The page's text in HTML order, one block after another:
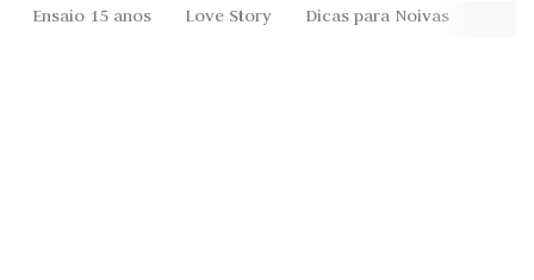
Ensaio 15 anos Love Story Dicas para Noivas